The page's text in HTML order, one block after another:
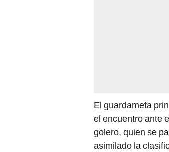
El guardameta
el encuentro ante
golero, quien se
asimilado la